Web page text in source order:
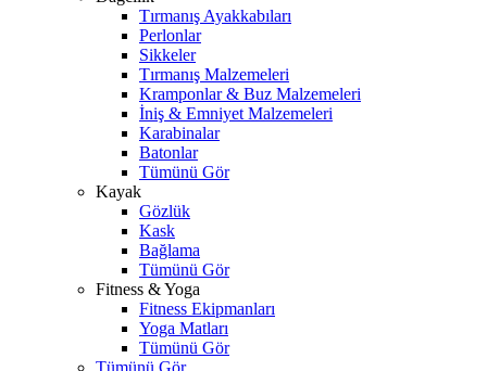
Tırmanış Ayakkabıları
Perlonlar
Sikkeler
Tırmanış Malzemeleri
Kramponlar & Buz Malzemeleri
İniş & Emniyet Malzemeleri
Karabinalar
Batonlar
Tümünü Gör
Kayak
Gözlük
Kask
Bağlama
Tümünü Gör
Fitness & Yoga
Fitness Ekipmanları
Yoga Matları
Tümünü Gör
Tümünü Gör